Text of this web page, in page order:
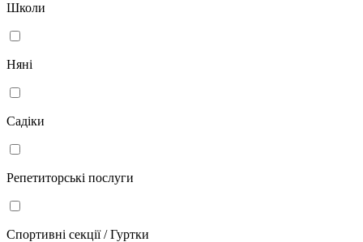
Школи
Няні
Садіки
Репетиторські послуги
Спортивні секції / Гуртки